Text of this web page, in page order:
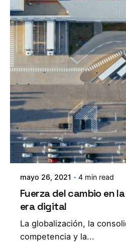
mayo 26, 2021 4 min read
Fuerza del cambio en
era digital
La globalización, la
competencia y la...